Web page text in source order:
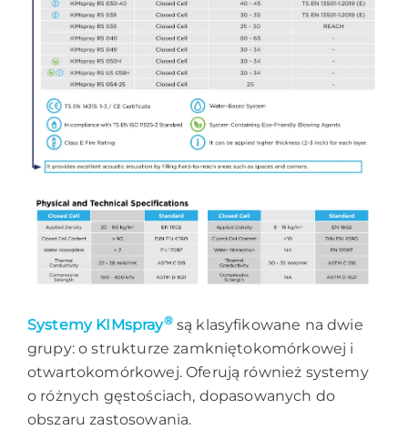
Systemy KIMspray®są klasyfikowane na dwie
grupy: o strukturze zamkniętokomórkowej i
otwartokomórkowej. Oferują również systemy
o różnych gęstościach, dopasowanych do
obszaru zastosowania.